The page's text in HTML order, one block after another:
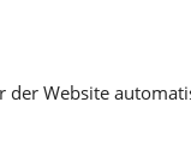
der Website